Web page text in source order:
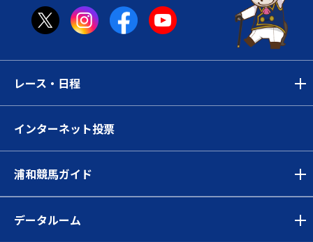
レース・日程
インターネット投票
浦和競馬ガイド
データルーム